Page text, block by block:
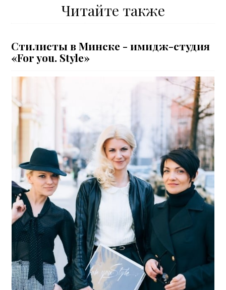
Читайте также
Стилисты в Минске - имидж-студия
«For you. Style»